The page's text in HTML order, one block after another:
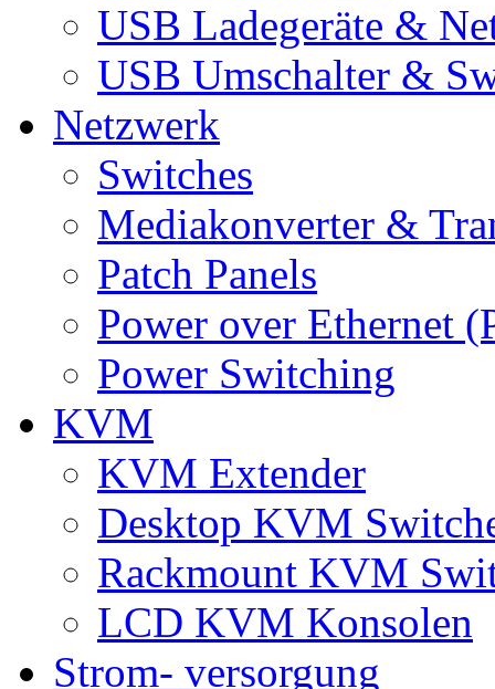
USB Ladegeräte &
USB Umschalter &
Netzwerk
Switches
Mediakonverter &
Patch Panels
Power over Ethernet
Power Switching
KVM
KVM Extender
Desktop KVM
Rackmount KVM
LCD KVM Konsolen
Strom- versorgung